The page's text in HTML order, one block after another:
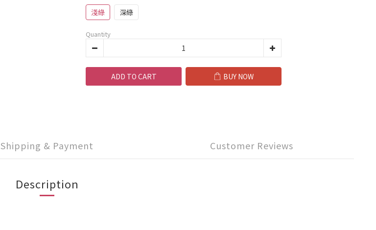
淺綠 深綠
Quantity
ADD TO CART BUY NOW
Shipping & Payment Customer Reviews
Description